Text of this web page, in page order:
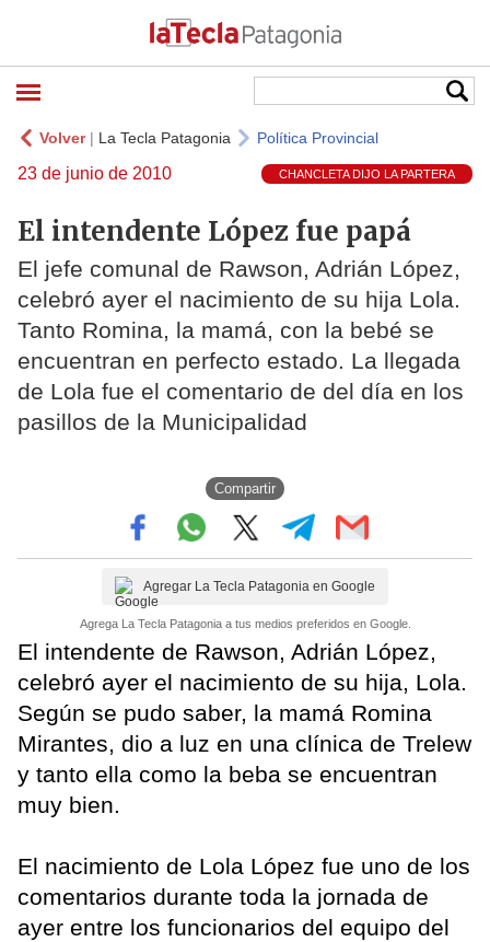
Volver| La Tecla Patagonia Política Provincial
23 de junio de 2010 CHANCLETA DIJO LA PARTERA
El intendente López fue papá
El jefe comunal de Rawson, Adrián López,
celebró ayer el nacimiento de su hija Lola.
Tanto Romina, la mamá, con la bebé se
encuentran en perfecto estado. La llegada
de Lola fue el comentario de del día en los
pasillos de la Municipalidad
Compartir
Agregar La Tecla Patagonia en Google
Agrega La Tecla Patagonia a tus medios preferidos en Google.
El intendente de Rawson, Adrián López,
celebró ayer el nacimiento de su hija, Lola.
Según se pudo saber, la mamá Romina
Mirantes, dio a luz en una clínica de Trelew
y tanto ella como la beba se encuentran
muy bien.
El nacimiento de Lola López fue uno de los
comentarios durante toda la jornada de
ayer entre los funcionarios del equipo del